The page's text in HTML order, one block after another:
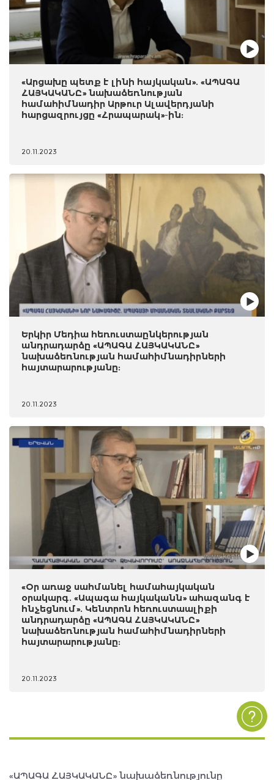
«Արցախը պետք է լինի հայկական». «ԱՊԱԳԱ
ՀԱՅԿԱԿԱՆԸ» նախաձեռնության
համահիմնադիր Արթուր Ալավերդյանի
հարցազրույցը «Հրապարակ»-ին:
20.11.2023
Երկիր Մեդիա հեռուստաընկերության
անդրադարձը «ԱՊԱԳԱ ՀԱՅԿԱԿԱՆԸ»
նախաձեռնության համահիմնադիրների
հայտարարությանը:
20.11.2023
«Օր առաջ սահմանել համահայկական
օրակարգ. «Ապագա հայկականն» ահազանգ է
հնչեցնում». Կենտրոն հեռուստաալիքի
անդրադարձը «ԱՊԱԳԱ ՀԱՅԿԱԿԱՆԸ»
նախաձեռնության համահիմնադիրների
հայտարարությանը:
20.11.2023
«ԱՊԱԳԱ ՀԱՅԿԱԿԱՆԸ» նախաձեռնությունը